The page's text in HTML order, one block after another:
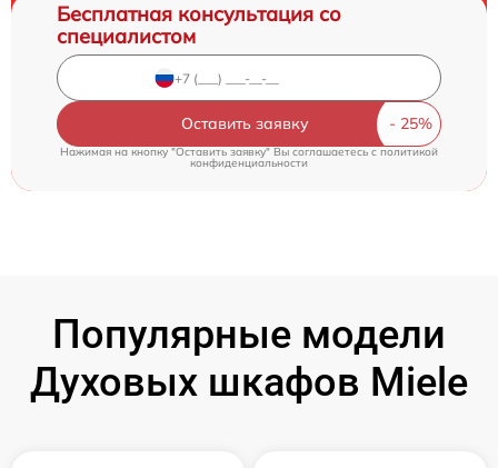
Бесплатная консультация со
специалистом
Оставить заявку
Нажимая на кнопку "Оставить заявку" Вы соглашаетесь cполитикой
конфиденциальности
Популярные модели
Духовых шкафов Miele